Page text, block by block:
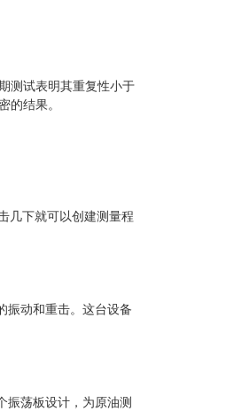
测试表明其重复性小于
的结果。
几下就可以创建测量程
振动和重击。这台设备
振荡板设计，为原油测